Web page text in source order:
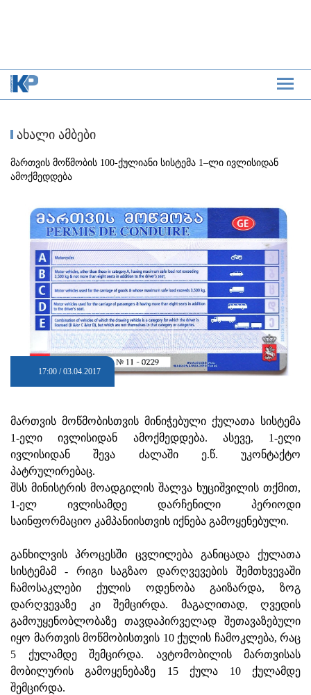
ახალი ამბები
მართვის მოწმობის 100-ქულიანი სისტემა 1–ლი ივლისიდან
ამოქმედდება
17:00 / 03.04.2017
მართვის მოწმობისთვის მინიჭებული ქულათა სისტემა
1-ელი ივლისიდან ამოქმედდება. ასევე, 1-ელი
ივლისიდან შევა ძალაში ე.წ. უკონტაქტო
პატრულირებაც.
შსს მინისტრის მოადგილის შალვა ხუციშვილის თქმით,
1-ელ ივლისამდე დარჩენილი პერიოდი
საინფორმაციო კამპანიისთვის იქნება გამოყენებული.
განხილვის პროცესში ცვლილება განიცადა ქულათა
სისტემამ - რიგი საგზაო დარღვევების შემთხვევაში
ჩამოსაკლები ქულის ოდენობა გაიზარდა, ზოგ
დარღვევაზე კი შემცირდა. მაგალითად, ღვედის
გამოუყენობლობაზე თავდაპირველად შეთავაზებული
იყო მართვის მოწმობისთვის 10 ქულის ჩამოკლება, რაც
5 ქულამდე შემცირდა. ავტომობილის მართვისას
მობილურის გამოყენებაზე 15 ქულა 10 ქულამდე
შემცირდა.